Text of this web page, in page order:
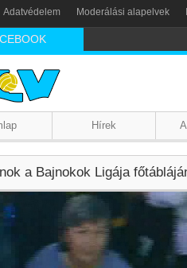
Adatvédelem Moderálási alapelvek
Hírek
a Bajnokok Ligája